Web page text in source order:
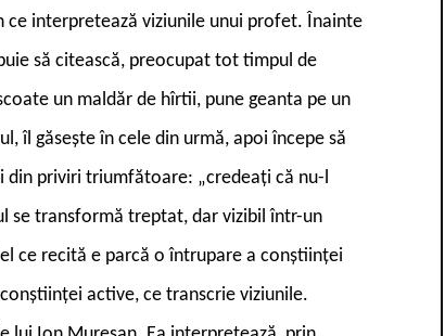
ce interpretează viziunile unui profet. Înainte
să citească, preocupat tot timpul de
un maldăr de hîrtii, pune geanta pe un
îl găseşte în cele din urmă, apoi începe să
din priviri triumfătoare: „credeaţi că nu-l
se transformă treptat, dar vizibil într-un
ce recită e parcă o întrupare a conştiinţei
active, ce transcrie viziunile.